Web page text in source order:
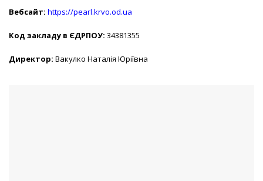
Вебсайт: https://pearl.krvo.od.ua
Код закладу в ЄДРПОУ: 34381355
Директор: Вакулко Наталія Юріївна